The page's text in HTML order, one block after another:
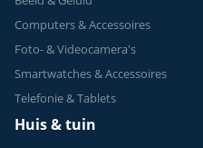
Computers & Accessoires
Foto- & Videocamera's
Smartwatches & Accessoires
Telefonie & Tablets
Huis & tuin